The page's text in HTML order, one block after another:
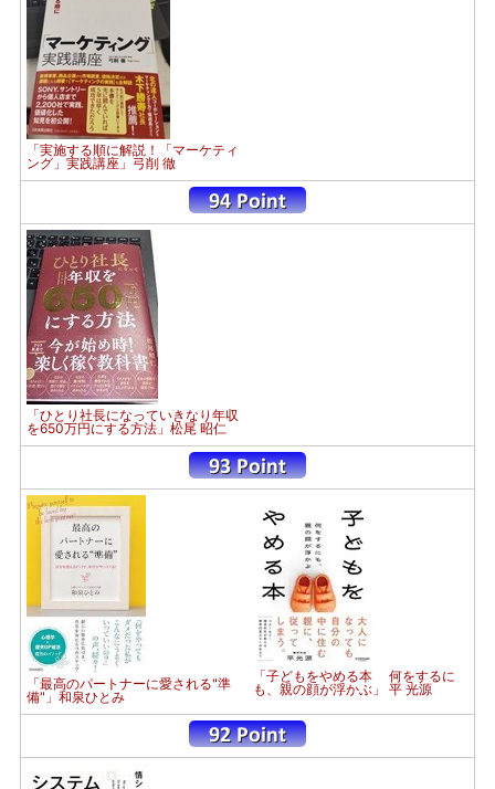
「実施する順に解説！「マーケティ
ング」実践講座」弓削 徹
「ひとり社長になっていきなり年収
を650万円にする方法」松尾 昭仁
「最高のパートナーに愛される"準
備"」和泉ひとみ
「子どもをやめる本 何をするに
も、親の顔が浮かぶ」 平 光源